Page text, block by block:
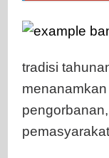
tradisi